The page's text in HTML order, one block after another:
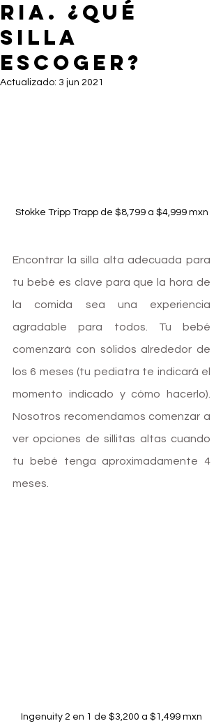
RIA. ¿QUÉ
SILLA
ESCOGER?
Actualizado: 3 jun 2021
Stokke Tripp Trapp de $8,799 a $4,999 mxn
Encontrar la silla alta adecuada para
tu bebé es clave para que la hora de
la comida sea una experiencia
agradable para todos. Tu bebé
comenzará con sólidos alrededor de
los 6 meses (tu pediatra te indicará el
momento indicado y cómo hacerlo).
Nosotros recomendamos comenzar a
ver opciones de sillitas altas cuando
tu bebé tenga aproximadamente 4
meses.
Ingenuity 2 en 1 de $3,200 a $1,499 mxn